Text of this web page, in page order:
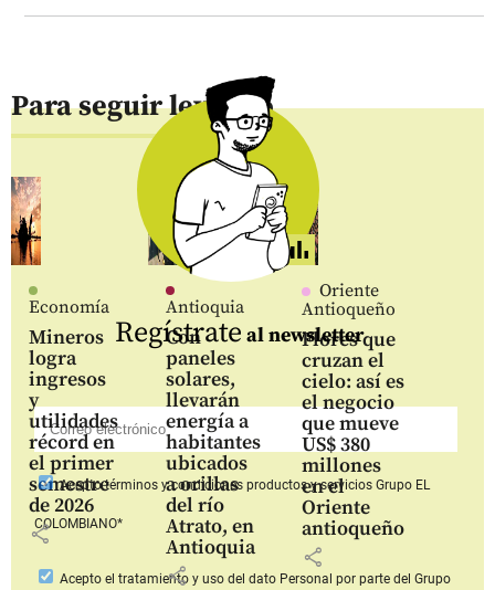
Para seguir leyendo
Economía
Mineros
logra
ingresos
y
utilidades
récord en
el primer
semestre
de 2026
share
Antioquia
Con
paneles
solares,
llevarán
energía a
habitantes
ubicados
a orillas
del río
Atrato, en
Antioquia
share
Oriente
Antioqueño
Flores que
cruzan el
cielo: así es
el negocio
que mueve
US$ 380
millones
en el
Oriente
antioqueño
share
Regístrate al newsletter
Aceptotérminos y condiciones productos y serviciosGrupo EL
COLOMBIANO*
Acepto el tratamiento y uso del dato Personal por parte del Grupo